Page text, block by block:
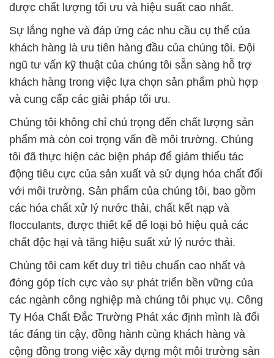
được chất lượng tối ưu và hiệu suất cao nhất.
Sự lắng nghe và đáp ứng các nhu cầu cụ thể của
khách hàng là ưu tiên hàng đầu của chúng tôi. Đội
ngũ tư vấn kỹ thuật của chúng tôi sẵn sàng hỗ trợ
khách hàng trong việc lựa chọn sản phẩm phù hợp
và cung cấp các giải pháp tối ưu.
Chúng tôi không chỉ chú trọng đến chất lượng sản
phẩm mà còn coi trọng vấn đề môi trường. Chúng
tôi đã thực hiện các biện pháp để giảm thiểu tác
động tiêu cực của sản xuất và sử dụng hóa chất đối
với môi trường. Sản phẩm của chúng tôi, bao gồm
các hóa chất xử lý nước thải, chất kết nạp và
flocculants, được thiết kế để loại bỏ hiệu quả các
chất độc hại và tăng hiệu suất xử lý nước thải.
Chúng tôi cam kết duy trì tiêu chuẩn cao nhất và
đóng góp tích cực vào sự phát triển bền vững của
các ngành công nghiệp mà chúng tôi phục vụ. Công
Ty Hóa Chất Đắc Trường Phát xác định mình là đối
tác đáng tin cậy, đồng hành cùng khách hàng và
cộng đồng trong việc xây dựng một môi trường sản